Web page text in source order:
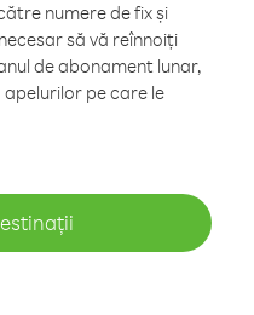
numere de fix și
să vă reînnoiți
de abonament lunar,
pe care le